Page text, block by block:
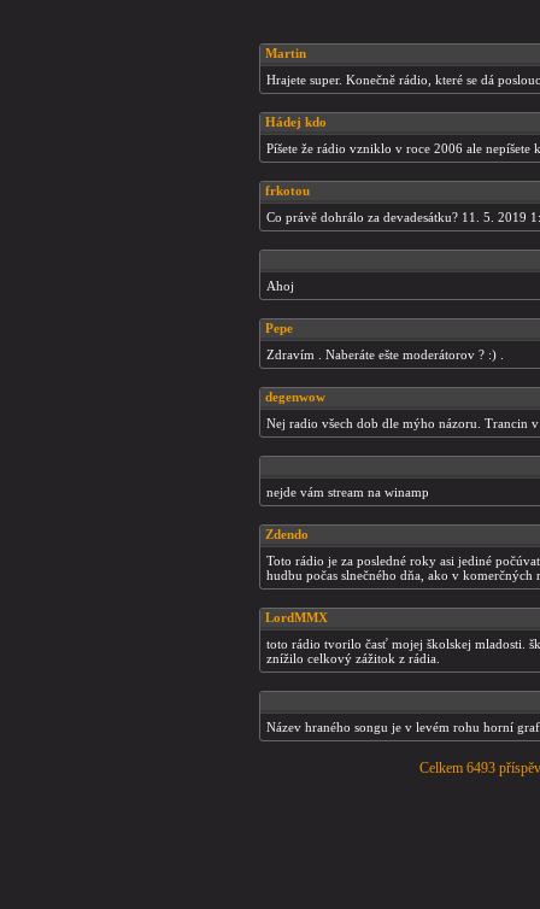
Martin
Hrajete super. Konečně rádio, které se dá
Hádej kdo
Píšete že rádio vzniklo v roce 2006 ale nepíšete
frkotou
Co právě dohrálo za devadesátku? 11. 5. 2019
Ahoj
Pepe
Zdravím . Naberáte ešte moderátorov ? :) .
degenwow
Nej radio všech dob dle mýho názoru. Trancin
nejde vám stream na winamp
Zdendo
Toto rádio je za posledné roky asi jediné
hudbu počas slnečného dňa, ako v komerčných
LordMMX
toto rádio tvorilo časť mojej školskej mladosti.
znížilo celkový zážitok z rádia.
Název hraného songu je v levém rohu horní
Celkem 6493